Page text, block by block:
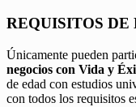
REQUISITOS DE
Únicamente pueden
negocios con Vida y
de edad con estudios
con todos los requisitos